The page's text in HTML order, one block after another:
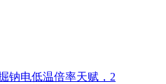
钠电低温倍率天赋，2